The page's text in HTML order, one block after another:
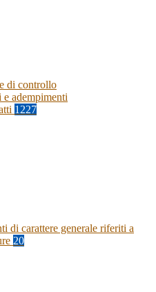
di controllo
adempimenti
1227
di carattere generale riferiti a
20